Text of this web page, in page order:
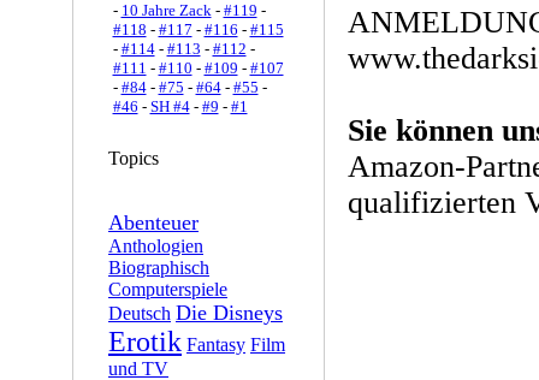
- 10 Jahre Zack- #119 -
#118 - #117 - #116 - #115
- #114- #113 - #112 -
#111 - #110 - #109 - #107
- #84- #75 - #64- #55 -
#46 - SH #4- #9 - #1
Topics
Abenteuer
Anthologien
Biographisch
Computerspiele
Deutsch Die Disneys
Erotik Fantasy Film
und TV
Sie können
Amazon-
qualifizierten